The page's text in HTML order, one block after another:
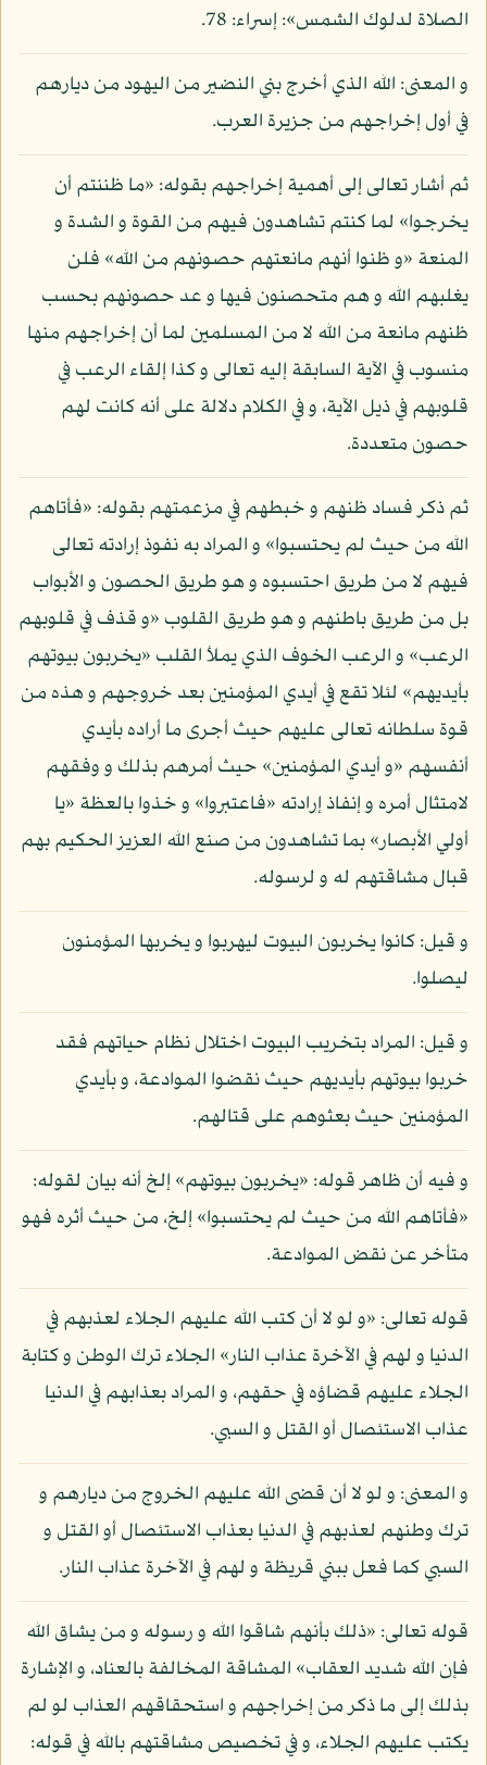
الصلاة لدلوك الشمس»: إسراء: 78.
و المعنى: الله الذي أخرج بني النضير من اليهود من ديارهم
في أول إخراجهم من جزيرة العرب.
ثم أشار تعالى إلى أهمية إخراجهم بقوله: «ما ظننتم أن
يخرجوا» لما كنتم تشاهدون فيهم من القوة و الشدة و
المنعة «و ظنوا أنهم مانعتهم حصونهم من الله» فلن
يغلبهم الله و هم متحصنون فيها و عد حصونهم بحسب
ظنهم مانعة من الله لا من المسلمين لما أن إخراجهم منها
منسوب في الآية السابقة إليه تعالى و كذا إلقاء الرعب في
قلوبهم في ذيل الآية، و في الكلام دلالة على أنه كانت لهم
حصون متعددة.
ثم ذكر فساد ظنهم و خبطهم في مزعمتهم بقوله: «فأتاهم
الله من حيث لم يحتسبوا» و المراد به نفوذ إرادته تعالى
فيهم لا من طريق احتسبوه و هو طريق الحصون و الأبواب
بل من طريق باطنهم و هو طريق القلوب «و قذف في قلوبهم
الرعب» و الرعب الخوف الذي يملأ القلب «يخربون بيوتهم
بأيديهم» لئلا تقع في أيدي المؤمنين بعد خروجهم و هذه من
قوة سلطانه تعالى عليهم حيث أجرى ما أراده بأيدي
أنفسهم «و أيدي المؤمنين» حيث أمرهم بذلك و وفقهم
لامتثال أمره و إنفاذ إرادته «فاعتبروا» و خذوا بالعظة «يا
أولي الأبصار» بما تشاهدون من صنع الله العزيز الحكيم بهم
قبال مشاقتهم له و لرسوله.
و قيل: كانوا يخربون البيوت ليهربوا و يخربها المؤمنون
ليصلوا.
و قيل: المراد بتخريب البيوت اختلال نظام حياتهم فقد
خربوا بيوتهم بأيديهم حيث نقضوا الموادعة، و بأيدي
المؤمنين حيث بعثوهم على قتالهم.
و فيه أن ظاهر قوله: «يخربون بيوتهم» إلخ أنه بيان لقوله:
«فأتاهم الله من حيث لم يحتسبوا» إلخ، من حيث أثره فهو
متأخر عن نقض الموادعة.
قوله تعالى: «و لو لا أن كتب الله عليهم الجلاء لعذبهم في
الدنيا و لهم في الآخرة عذاب النار» الجلاء ترك الوطن و كتابة
الجلاء عليهم قضاؤه في حقهم، و المراد بعذابهم في الدنيا
عذاب الاستئصال أو القتل و السبي.
و المعنى: و لو لا أن قضى الله عليهم الخروج من ديارهم و
ترك وطنهم لعذبهم في الدنيا بعذاب الاستئصال أو القتل و
السبي كما فعل ببني قريظة و لهم في الآخرة عذاب النار.
قوله تعالى: «ذلك بأنهم شاقوا الله و رسوله و من يشاق الله
فإن الله شديد العقاب» المشاقة المخالفة بالعناد، و الإشارة
بذلك إلى ما ذكر من إخراجهم و استحقاقهم العذاب لو لم
يكتب عليهم الجلاء، و في تخصيص مشاقتهم بالله في قوله: